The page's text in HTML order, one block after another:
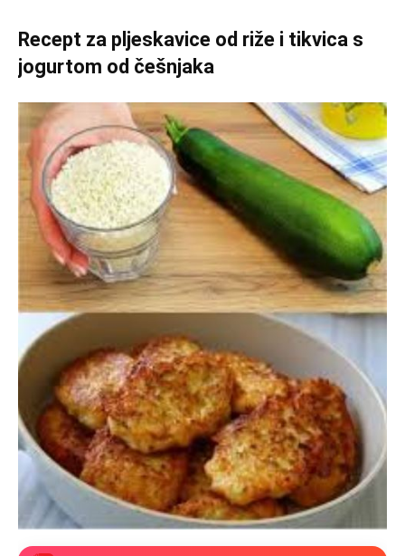
Recept za pljeskavice od riže i tikvica s
jogurtom od češnjaka